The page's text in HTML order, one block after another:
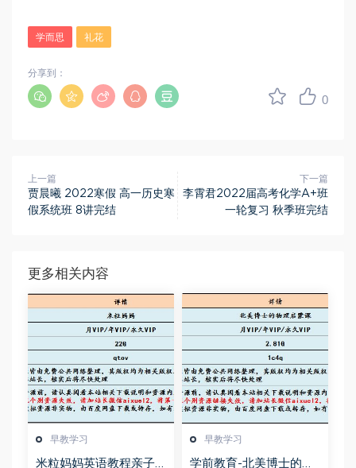
学而思 礼花
0
分享到：
上一篇
贾晨曦 2022寒假 高一历史寒
假系统班 8讲完结
下一篇
李霄君2022届高考化学A+班
一轮复习 秋季班完结
更多相关内容
早教学习
米粒妈妈英语教程亲子
早教学习
学前教育-北美博士的物